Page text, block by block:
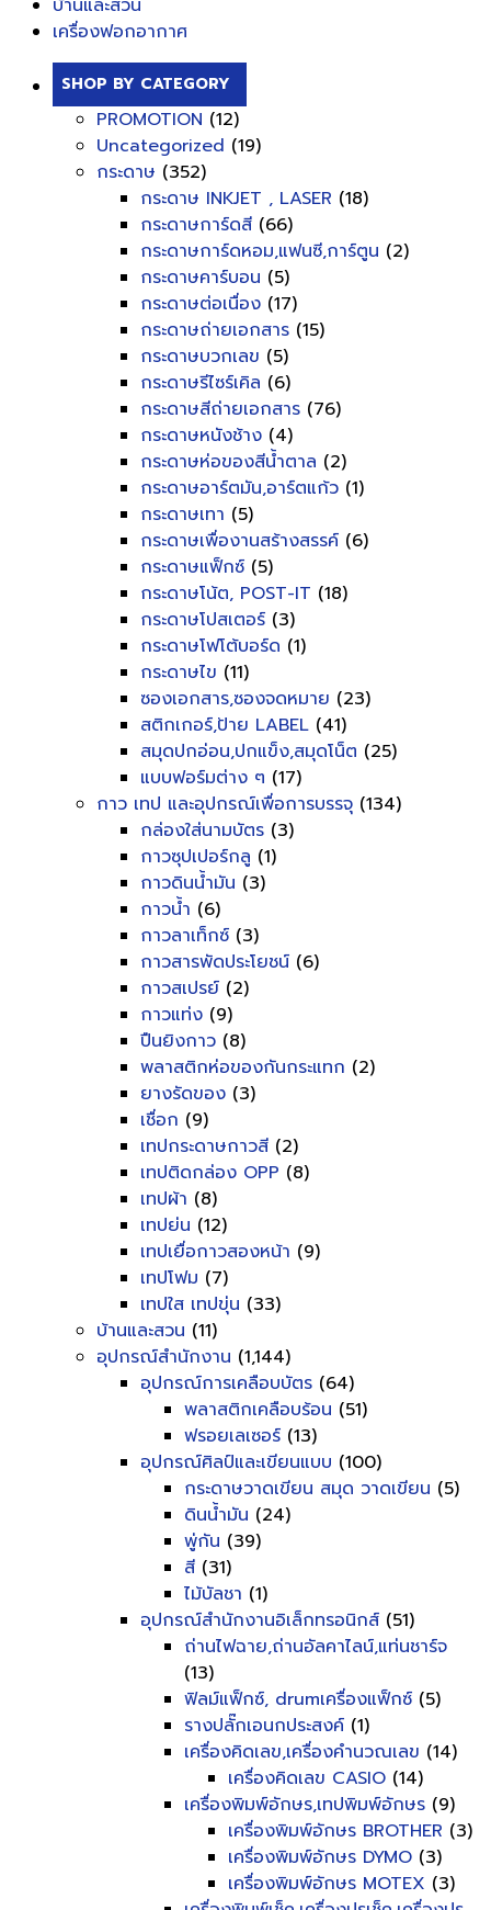
บ้านและสวน
เครื่องฟอกอากาศ
SHOP BY CATEGORY
PROMOTION (12)
Uncategorized (19)
กระดาษ (352)
กระดาษ INKJET , LASER (18)
กระดาษการ์ดสี (66)
กระดาษการ์ดหอม,แฟนซี,การ์ตูน (2)
กระดาษคาร์บอน (5)
กระดาษต่อเนื่อง (17)
กระดาษถ่ายเอกสาร (15)
กระดาษบวกเลข (5)
กระดาษรีไซร์เคิล (6)
กระดาษสีถ่ายเอกสาร (76)
กระดาษหนังช้าง (4)
กระดาษห่อของสีน้ำตาล (2)
กระดาษอาร์ตมัน,อาร์ตแก้ว (1)
กระดาษเทา (5)
กระดาษเพื่องานสร้างสรรค์ (6)
กระดาษแฟ็กซ์ (5)
กระดาษโน้ต, POST-IT (18)
กระดาษโปสเตอร์ (3)
กระดาษโฟโต้บอร์ด (1)
กระดาษไข (11)
ซองเอกสาร,ซองจดหมาย (23)
สติกเกอร์,ป้าย LABEL (41)
สมุดปกอ่อน,ปกแข็ง,สมุดโน็ต (25)
แบบฟอร์มต่าง ๆ (17)
กาว เทป และอุปกรณ์เพื่อการบรรจุ (134)
กล่องใส่นามบัตร (3)
กาวซุปเปอร์กลู (1)
กาวดินน้ำมัน (3)
กาวน้ำ (6)
กาวลาเท็กซ์ (3)
กาวสารพัดประโยชน์ (6)
กาวสเปรย์ (2)
กาวแท่ง (9)
ปืนยิงกาว (8)
พลาสติกห่อของกันกระแทก (2)
ยางรัดของ (3)
เชื่อก (9)
เทปกระดาษกาวสี (2)
เทปติดกล่อง OPP (8)
เทปผ้า (8)
เทปย่น (12)
เทปเยื่อกาวสองหน้า (9)
เทปโฟม (7)
เทปใส เทปขุ่น (33)
บ้านและสวน (11)
อุปกรณ์สำนักงาน (1,144)
อุปกรณ์การเคลือบบัตร (64)
พลาสติกเคลือบร้อน (51)
ฟรอยเลเซอร์ (13)
อุปกรณ์ศิลป์และเขียนแบบ (100)
กระดาษวาดเขียน สมุด วาดเขียน (5)
ดินน้ำมัน (24)
พู่กัน (39)
สี (31)
ไม้บัลชา (1)
อุปกรณ์สำนักงานอิเล็กทรอนิกส์ (51)
ถ่านไฟฉาย,ถ่านอัลคาไลน์,แท่นชาร์จ
(13)
ฟิลม์แฟ็กซ์, drumเครื่องแฟ็กซ์ (5)
รางปลั๊กเอนกประสงค์ (1)
เครื่องคิดเลข,เครื่องคำนวณเลข (14)
เครื่องคิดเลข CASIO (14)
เครื่องพิมพ์อักษร,เทปพิมพ์อักษร (9)
เครื่องพิมพ์อักษร BROTHER (3)
เครื่องพิมพ์อักษร DYMO (3)
เครื่องพิมพ์อักษร MOTEX (3)